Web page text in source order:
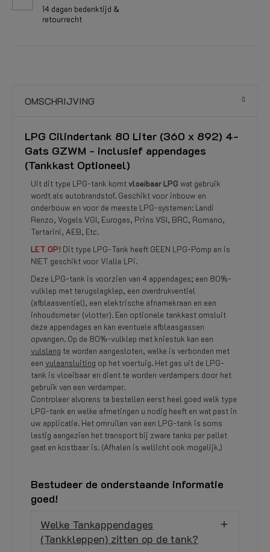
14 dagen bedenktijd &
retourrecht
OMSCHRIJVING
LPG Cilindertank 80 Liter (360 x 892) 4-
Gats GZWM - inclusief appendages
(Tankkast Optioneel)
Uit dit type LPG-tank komtvloeibaar LPG wat gebruik
wordt als autobrandstof. Geschikt voor inbouw en
onderbouw en voor de meeste LPG-systemen: Landi
Renzo, Vogels VGI, Eurogas, Prins VSI, BRC, Romano,
Tartarini, AEB, Etc.
LET OP! Dit type LPG-Tank heeft GEEN LPG-Pomp en is
NIET geschikt voor Vialle LPi.
Deze LPG-tank is voorzien van 4 appendages; een 80%-
vulklep met terugslagklep, een overdrukventiel
(afblaasventiel), een elektrische afnamekraan en een
inhoudsmeter (vlotter). Een optionele tankkast omsluit
deze appendages en kan eventuele afblaasgassen
opvangen. Op de 80%-vulklep met kniestuk kan een
vulslang te worden aangesloten, welke is verbonden met
een vulaansluiting op het voertuig. Het gas uit de LPG-
tank is vloeibaar en dient te worden verdampers door het
gebruik van een verdamper.
Controleer alvorens te bestellen eerst heel goed welk type
LPG-tank en welke afmetingen u nodig heeft en wat past in
uw applicatie. Het omruilen van een LPG-tank is soms
lastig aangezien het transport bij zware tanks per pallet
gaat en kostbaar is. (Afhalen is wellicht ook mogelijk.)
Bestudeer de onderstaande informatie
goed!
Welke Tankappendages
(Tankkleppen) zitten op de tank?